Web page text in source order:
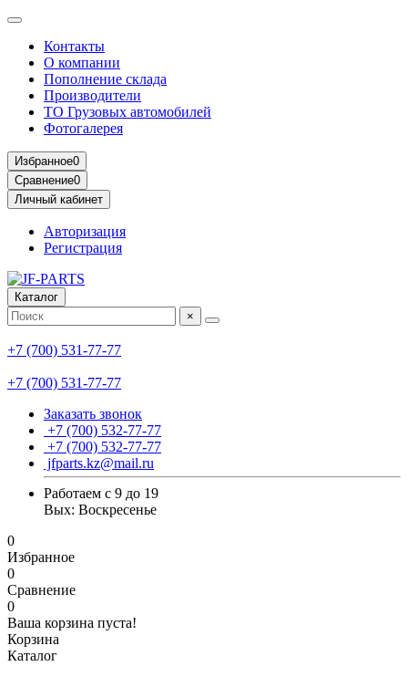
Контакты
О компании
Пополнение склада
Производители
ТО Грузовых автомобилей
Фотогалерея
Избранное0
Сравнение0
Личный кабинет
Авторизация
Регистрация
Каталог
×
+7 (700) 531-77-77
+7 (700) 531-77-77
Заказать звонок
+7 (700) 532-77-77
+7 (700) 532-77-77
jfparts.kz@mail.ru
Работаем с 9 до 19
Вых: Воскресенье
0
Избранное
0
Сравнение
0
Ваша корзина пуста!
Корзина
Каталог